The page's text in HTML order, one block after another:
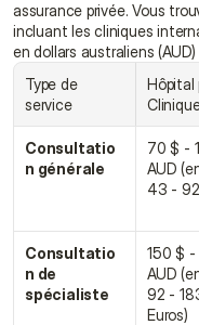
assurance privée. Vous
incluant les cliniques
en dollars australiens
Type de
service
Hôpital
Consultatio
n générale
70 $ -
AUD
43 - 92
Consultatio
n de
spécialiste
150 $
AUD
92 -
Euros)